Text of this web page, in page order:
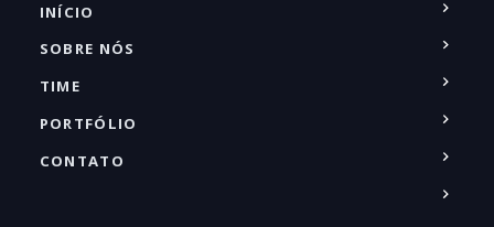
INÍCIO
SOBRE NÓS
TIME
PORTFÓLIO
CONTATO